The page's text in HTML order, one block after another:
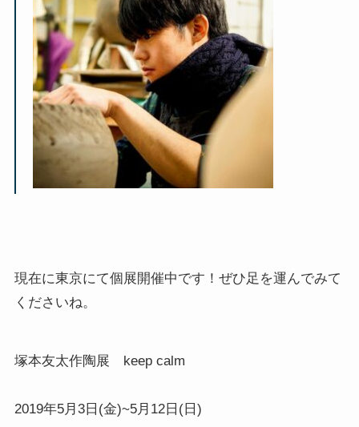
現在に東京にて個展開催中です！ぜひ足を運んでみて
くださいね。
塚本友太作陶展　keep calm
2019年5月3日(金)~5月12日(日)